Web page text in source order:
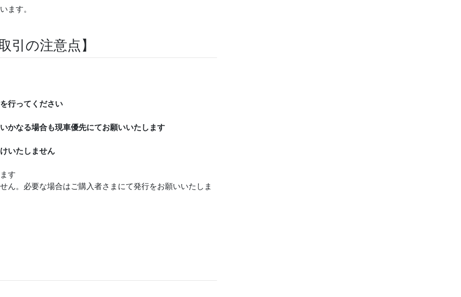
ます。
引の注意点】
行ってください
かなる場合も現車優先にてお願いいたします
いたしません
す
ん。必要な場合はご購入者さまにて発行をお願いいたしま